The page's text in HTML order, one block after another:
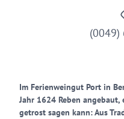
(0049)
Im Ferienweingut Port in
Jahr 1624 Reben
getrost sagen kann: Aus